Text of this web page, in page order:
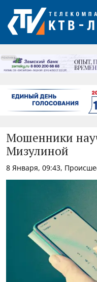
РЕКЛАМА
Мошенники
Мизулиной
8 Января, 09:43,